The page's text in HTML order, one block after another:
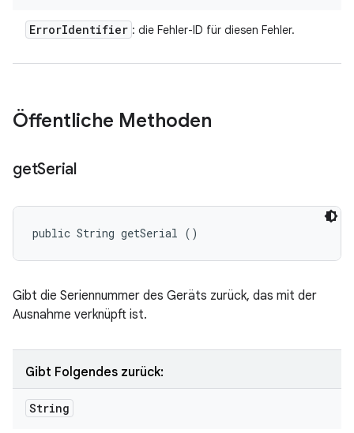
ErrorIdentifier : die Fehler-ID für diesen Fehler.
Öffentliche Methoden
getSerial
public String getSerial ()
Gibt die Seriennummer des Geräts zurück, das mit der
Ausnahme verknüpft ist.
Gibt Folgendes zurück:
String